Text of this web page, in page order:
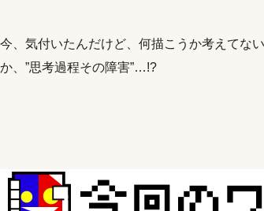
今、気付いたんだけど、何描こうか考えてな
か、”思考過程その障害”…!?